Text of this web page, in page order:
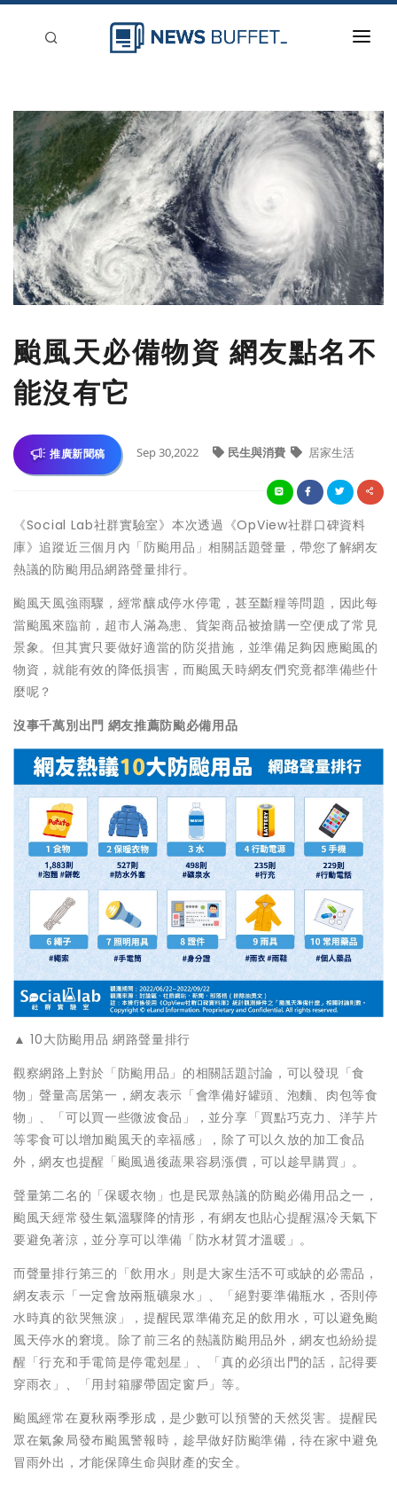
新聞稿分類
登入
刊登
颱風天必備物資 網友點名不
能沒有它
推廣新聞稿 Sep 30,2022 民生與消費 居家生活
《Social Lab社群實驗室》本次透過《OpView社群口碑資料
庫》追蹤近三個月內「防颱用品」相關話題聲量，帶您了解網友
熱議的防颱用品網路聲量排行。
颱風天風強雨驟，經常釀成停水停電，甚至斷糧等問題，因此每
當颱風來臨前，超市人滿為患、貨架商品被搶購一空便成了常見
景象。但其實只要做好適當的防災措施，並準備足夠因應颱風的
物資，就能有效的降低損害，而颱風天時網友們究竟都準備些什
麼呢？
沒事千萬別出門 網友推薦防颱必備用品
▲ 10大防颱用品 網路聲量排行
觀察網路上對於「防颱用品」的相關話題討論，可以發現「食
物」聲量高居第一，網友表示「會準備好罐頭、泡麵、肉包等食
物」、「可以買一些微波食品」，並分享「買點巧克力、洋芋片
等零食可以增加颱風天的幸福感」，除了可以久放的加工食品
外，網友也提醒「颱風過後蔬果容易漲價，可以趁早購買」。
聲量第二名的「保暖衣物」也是民眾熱議的防颱必備用品之一，
颱風天經常發生氣溫驟降的情形，有網友也貼心提醒濕冷天氣下
要避免著涼，並分享可以準備「防水材質才溫暖」。
而聲量排行第三的「飲用水」則是大家生活不可或缺的必需品，
網友表示「一定會放兩瓶礦泉水」、「絕對要準備瓶水，否則停
水時真的欲哭無淚」，提醒民眾準備充足的飲用水，可以避免颱
風天停水的窘境。除了前三名的熱議防颱用品外，網友也紛紛提
醒「行充和手電筒是停電剋星」、「真的必須出門的話，記得要
穿雨衣」、「用封箱膠帶固定窗戶」等。
颱風經常在夏秋兩季形成，是少數可以預警的天然災害。提醒民
眾在氣象局發布颱風警報時，趁早做好防颱準備，待在家中避免
冒雨外出，才能保障生命與財產的安全。